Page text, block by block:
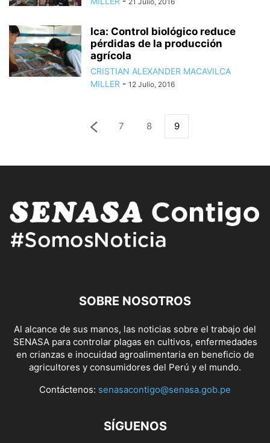
Ica: Control biológico reduce
pérdidas de la producción
agrícola
CRISTIAN ALEXANDER MACAVILCA
MILLER - 12 Julio, 2016
7 8 9
SOBRE NOSOTROS
Al alcance de sus manos, las noticias sobre el trabajo del
SENASA para controlar plagas en cultivos, enfermedades
en crianzas e inocuidad agroalimentaria en beneficio de
agricultores y consumidores del Perú y el mundo.
Contáctenos: senasacontigo@senasa.gob.pe
SÍGUENOS